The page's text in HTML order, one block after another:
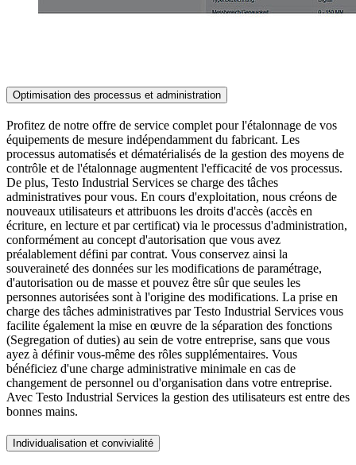
Optimisation des processus et administration
Profitez de notre offre de service complet pour l'étalonnage de vos
équipements de mesure indépendamment du fabricant. Les
processus automatisés et dématérialisés de la gestion des moyens de
contrôle et de l'étalonnage augmentent l'efficacité de vos processus.
De plus, Testo Industrial Services se charge des tâches
administratives pour vous. En cours d'exploitation, nous créons de
nouveaux utilisateurs et attribuons les droits d'accès (accès en
écriture, en lecture et par certificat) via le processus d'administration,
conformément au concept d'autorisation que vous avez
préalablement défini par contrat. Vous conservez ainsi la
souveraineté des données sur les modifications de paramétrage,
d'autorisation ou de masse et pouvez être sûr que seules les
personnes autorisées sont à l'origine des modifications. La prise en
charge des tâches administratives par Testo Industrial Services vous
facilite également la mise en œuvre de la séparation des fonctions
(Segregation of duties) au sein de votre entreprise, sans que vous
ayez à définir vous-même des rôles supplémentaires. Vous
bénéficiez d'une charge administrative minimale en cas de
changement de personnel ou d'organisation dans votre entreprise.
Avec Testo Industrial Services la gestion des utilisateurs est entre des
bonnes mains.
Individualisation et convivialité